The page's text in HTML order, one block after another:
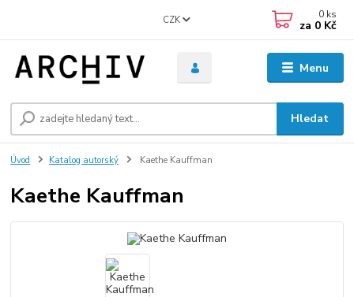
Menu
CZK
Hledat
0 ks
za 0 Kč
Úvod Katalog autorský Kaethe Kauffman
Kaethe Kauffman